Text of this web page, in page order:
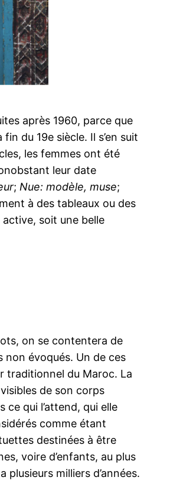
après 1960, parce que
du 19e siècle. Il s’en suit
les femmes ont été
leur date
; Nue: modèle, muse;
à des tableaux ou des
soit une belle
on se contentera de
évoqués. Un de ces
traditionnel du Maroc. La
de son corps
qui l’attend, qui elle
comme étant
destinées à être
voire d’enfants, au plus
milliers d’années.